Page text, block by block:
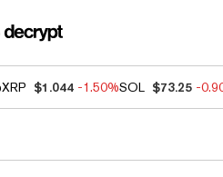
XRP $1.044 -1.50%SOL $73.25 -